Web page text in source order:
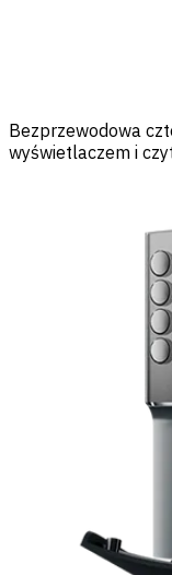
Bezprzewodowa
wyświetlaczem i